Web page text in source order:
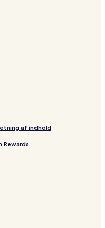
af indhold
Rewards